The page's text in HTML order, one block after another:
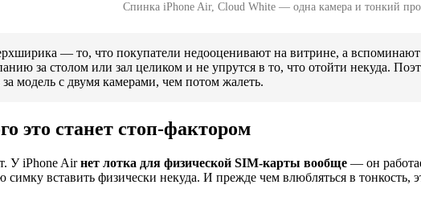
Спинка iPhone Air, Cloud White — одна камера и тонкий
— то, что покупатели недооценивают на витрине, а
за столом или зал целиком и не упрутся в то, что отойти некуда.
модель с двумя камерами, чем потом жалеть.
это станет стоп-фактором
У iPhone Airнет лотка для физической SIM-карты вообще — он
вставить физически некуда. И прежде чем влюбляться в тонкость,